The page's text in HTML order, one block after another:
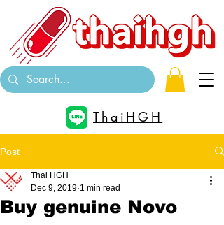
ThaiHGH
Post
Buy genuine Novo
Thai HGH
Dec 9, 2019 1 min read